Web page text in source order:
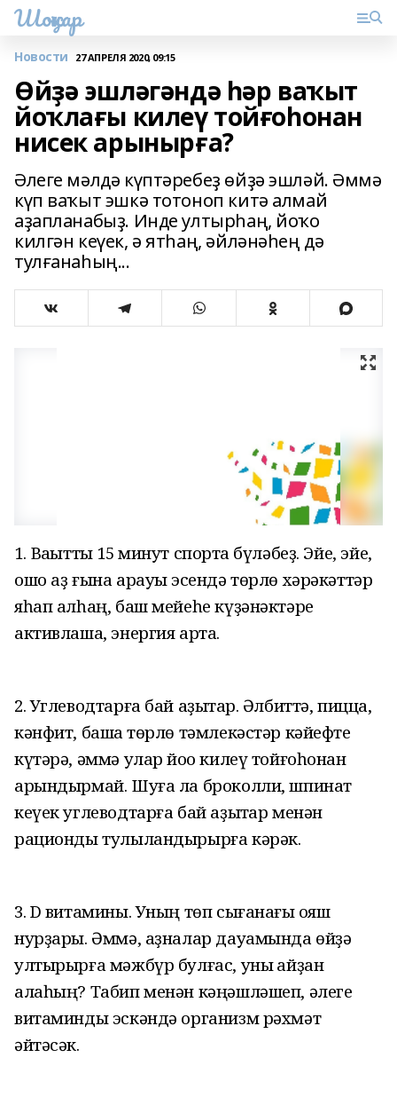
Шоңҡар
Новости 27 АПРЕЛЯ 2020, 09:15
Өйҙә эшләгәндә һәр ваҡыт
йоҡлағы килеү тойғоһонан
нисек арынырға?
Әлеге мәлдә күптәребеҙ өйҙә эшләй. Әммә
күп ваҡыт эшкә тотоноп китә алмай
аҙапланабыҙ. Инде ултырһаң, йоҡо
килгән кеүек, ә ятһаң, әйләнәһең дә
тулғанаһың...
1. Ваҡытты 15 минут спортҡа бүләбеҙ. Эйе, эйе,
ошо аҙ ғына арауыҡ эсендә төрлө хәрәкәттәр
яһап алһаң, баш мейеһе күҙәнәктәре
активлаша, энергия арта.
2. Углеводтарға бай аҙыҡтар. Әлбиттә, пицца,
кәнфит, башҡа төрлө тәмлекәстәр кәйефте
күтәрә, әммә улар йоҡо килеү тойғоһонан
арындырмай. Шуға ла броколли, шпинат
кеүек углеводтарға бай аҙыҡтар менән
рационды тулыландырырға кәрәк.
3. D витамины. Уның төп сығанағы ҡояш
нурҙары. Әммә, аҙналар дауамында өйҙә
ултырырға мәжбүр булғас, уны ҡайҙан
алаһың? Табип менән кәңәшләшеп, әлеге
витаминды эскәндә организм рәхмәт
әйтәсәк.